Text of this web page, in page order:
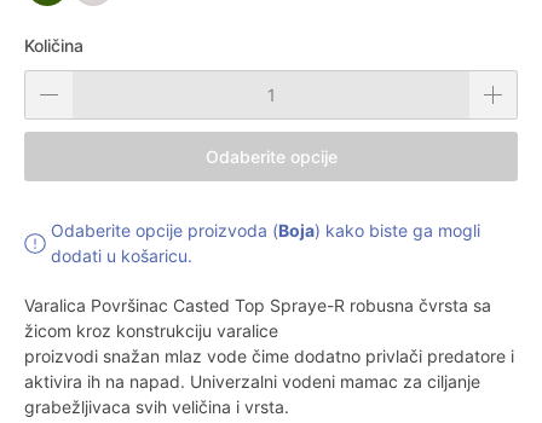
Količina
Odaberite opcije
Odaberite opcije proizvoda (Boja) kako biste ga mogli
dodati u košaricu.
Varalica Površinac Casted Top Spraye-R robusna čvrsta sa
žicom kroz konstrukciju varalice
proizvodi snažan mlaz vode čime dodatno privlači predatore i
aktivira ih na napad. Univerzalni vodeni mamac za ciljanje
grabežljivaca svih veličina i vrsta.